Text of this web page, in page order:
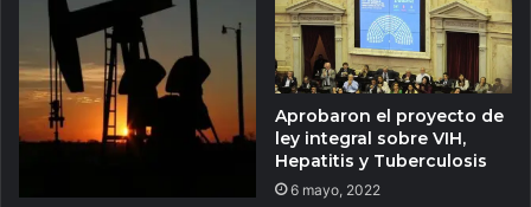
Aprobaron el proyecto de
ley integral sobre VIH,
Hepatitis y Tuberculosis
6 mayo, 2022